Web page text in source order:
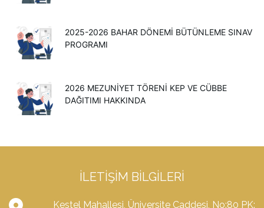
2025-2026 BAHAR DÖNEMİ BÜTÜNLEME SINAV
PROGRAMI
2026 MEZUNIYET TÖRENI KEP VE CÜBBE
DAĞITIMI HAKKINDA
İLETIŞIM BILGILERI
Kestel Mahallesi, Üniversite Caddesi, No:80 PK: